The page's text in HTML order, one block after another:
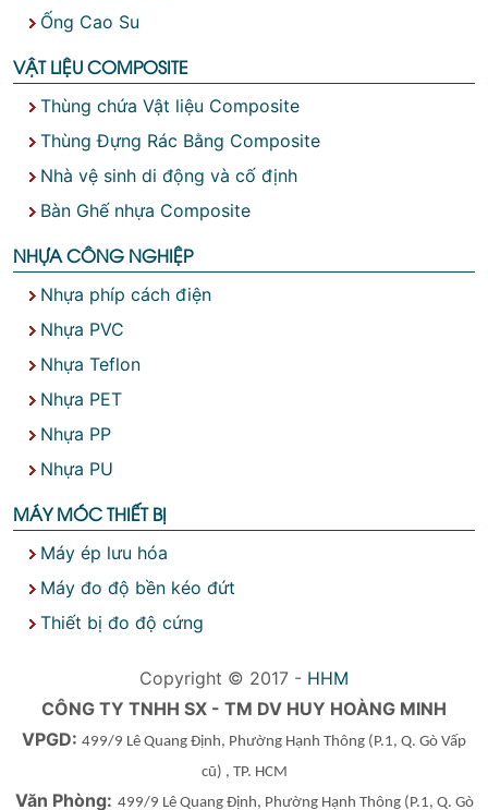
Ống Cao Su
VẬT LIỆU COMPOSITE
Thùng chứa Vật liệu Composite
Thùng Đựng Rác Bằng Composite
Nhà vệ sinh di động và cố định
Bàn Ghế nhựa Composite
NHỰA CÔNG NGHIỆP
Nhựa phíp cách điện
Nhựa PVC
Nhựa Teflon
Nhựa PET
Nhựa PP
Nhựa PU
MÁY MÓC THIẾT BỊ
Máy ép lưu hóa
Máy đo độ bền kéo đứt
Thiết bị đo độ cứng
Copyright © 2017 - HHM
CÔNG TY TNHH SX - TM DV HUY HOÀNG MINH
VPGD: 499/9 Lê Quang Định, Phường Hạnh Thông (P.1, Q. Gò Vấp
cũ) , TP. HCM
Văn Phòng: 499/9 Lê Quang Định, Phường Hạnh Thông(P.1, Q. Gò